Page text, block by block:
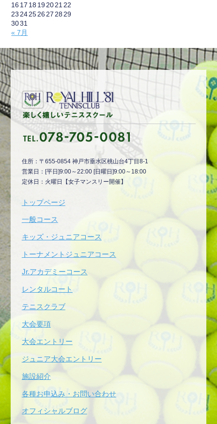
« 7月
16 17 18 192021 22
23 242526 27 28 29
3031
住所：〒655-0854 神戸市垂水区桃山台4丁目8-1
営業日：[平日]9:00～22:00 [日曜日]9:00～18:00
定休日：火曜日【女子マンスリー開催】
トップページ
一般コース
キッズ・ジュニアコース
トーナメントジュニアコース
Jr.アカデミーコース
レンタルコート
テニスクラブ
大会要項
大会エントリー
ジュニア大会エントリー
施設紹介
各種お申込み・お問い合わせ
オフィシャルブログ